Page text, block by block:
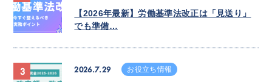
【2026年最新】労働基準法改正は「見送り」
でも準備…
2026.7.29 お役立ち情報
3